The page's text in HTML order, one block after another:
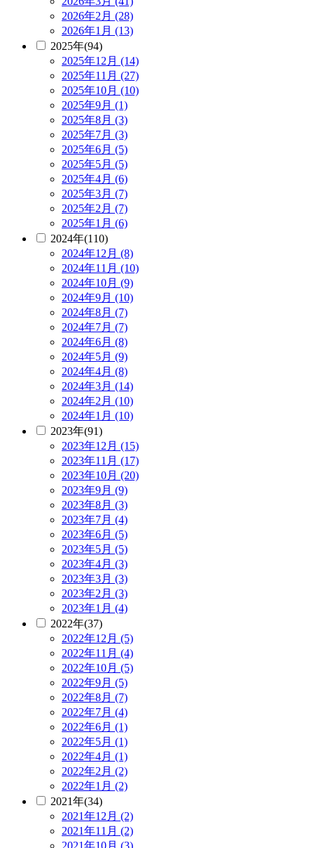
2026年2月 (28)
2026年1月 (13)
2025年(94)
2025年12月 (14)
2025年11月 (27)
2025年10月 (10)
2025年9月 (1)
2025年8月 (3)
2025年7月 (3)
2025年6月 (5)
2025年5月 (5)
2025年4月 (6)
2025年3月 (7)
2025年2月 (7)
2025年1月 (6)
2024年(110)
2024年12月 (8)
2024年11月 (10)
2024年10月 (9)
2024年9月 (10)
2024年8月 (7)
2024年7月 (7)
2024年6月 (8)
2024年5月 (9)
2024年4月 (8)
2024年3月 (14)
2024年2月 (10)
2024年1月 (10)
2023年(91)
2023年12月 (15)
2023年11月 (17)
2023年10月 (20)
2023年9月 (9)
2023年8月 (3)
2023年7月 (4)
2023年6月 (5)
2023年5月 (5)
2023年4月 (3)
2023年3月 (3)
2023年2月 (3)
2023年1月 (4)
2022年(37)
2022年12月 (5)
2022年11月 (4)
2022年10月 (5)
2022年9月 (5)
2022年8月 (7)
2022年7月 (4)
2022年6月 (1)
2022年5月 (1)
2022年4月 (1)
2022年2月 (2)
2022年1月 (2)
2021年(34)
2021年12月 (2)
2021年11月 (2)
2021年10月 (3)